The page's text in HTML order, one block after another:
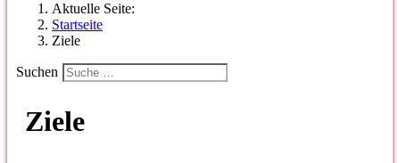
Aktuelle Seite:
Startseite
Ziele
Suchen
Ziele